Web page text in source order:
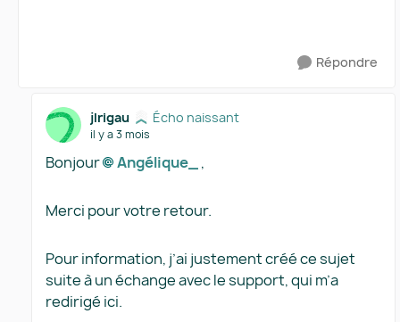
Répondre
jlrigau Écho naissant
il y a 3 mois
Bonjour Angélique_​ ,
Merci pour votre retour.
Pour information, j’ai justement créé ce sujet
suite à un échange avec le support, qui m’a
redirigé ici.